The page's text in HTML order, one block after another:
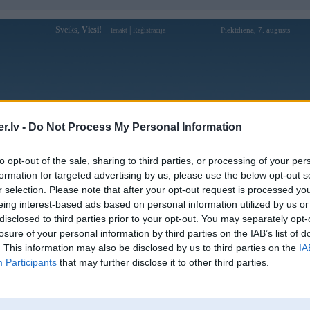
- Do Not Process My Personal Information
opt-out of the sale, sharing to third parties, or processing of your
for targeted advertising by us, please use the below opt-out
selection. Please note that after your opt-out request is processed
interest-based ads based on personal information utilized by us
to third parties prior to your opt-out. You may separately
of your personal information by third parties on the IAB’s list of
This information may also be disclosed by us to third parties on the
Participants that may further disclose it to other third parties.
Sveiks, Viesi! Ienākt Reģistrācija Piektdiena, 7. augusts
Forums Galerijas Reģistrācija Lietotāji
Lietotāja Marcisoz profils
Pēdējo reizi manīts: 27. Jul 2025, 16:23
Lietotājvārds:
Marcisoz
Ziņojumi forumā:
1
[Pēdējie ziņojumi forumā]